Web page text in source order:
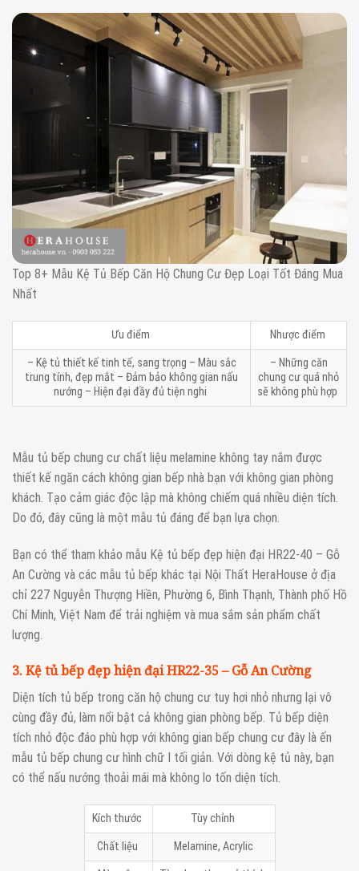
Top 8+ Mẫu Kệ Tủ Bếp Căn Hộ Chung Cư Đẹp Loại Tốt Đáng Mua
Nhất
Ưu điểm Nhược điểm
– Kệ tủ thiết kế tinh tế, sang trọng – Màu sắc
trung tính, đẹp mắt – Đảm bảo không gian nấu
nướng – Hiện đại đầy đủ tiện nghi
– Những căn
chung cư quá nhỏ
sẽ không phù hợp
Mẫu tủ bếp chung cư chất liệu melamine không tay nắm được
thiết kế ngăn cách không gian bếp nhà bạn với không gian phòng
khách. Tạo cảm giác độc lập mà không chiếm quá nhiều diện tích.
Do đó, đây cũng là một mẫu tủ đáng để bạn lựa chọn.
Bạn có thể tham khảo mẫu Kệ tủ bếp đẹp hiện đại HR22-40 – Gỗ
An Cường và các mẫu tủ bếp khác tại Nội Thất HeraHouse ở địa
chỉ 227 Nguyễn Thượng Hiền, Phường 6, Bình Thạnh, Thành phố Hồ
Chí Minh, Việt Nam để trải nghiệm và mua sắm sản phẩm chất
lượng.
3. Kệ tủ bếp đẹp hiện đại HR22-35 – Gỗ An Cường
Diện tích tủ bếp trong căn hộ chung cư tuy hơi nhỏ nhưng lại vô
cùng đầy đủ, làm nổi bật cả không gian phòng bếp. Tủ bếp diện
tích nhỏ độc đáo phù hợp với không gian bếp chung cư đây là ến
mẫu tủ bếp chung cư hình chữ I tối giản. Với dòng kệ tủ này, bạn
có thể nấu nướng thoải mái mà không lo tốn diện tích.
Kích thước Tùy chỉnh
Chất liệu Melamine, Acrylic